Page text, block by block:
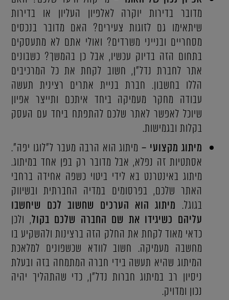
מדובר בדירות יוקרה לאלפיון העליון או בדירות
שיתאימו גם לזוגות צעירים? האם מדובר בנכסים
מסחריים ובנייני משרדים? ואולי אתם לא מתעסקים
בתחום הזה בדיוק עכשיו, אבל כן בהמשך? כשבונים
אתר לחברת נדל"ן, חשוב לקחת את כל המרכיבים
הללו בחשבון. חברת בניית אתרים רצינית תעשה
עבודה מחקר מעמיקה ביחד איתכם ותייצר אפיון
שיוכל לאפשר לאתר שלכם להתפתח ביחד עם העסק
בקלות ובגמישות.
מיתוג מקצועי –מיתוג הוא הרבה מעבר ל"לוגו יפה".
אסתטיות זה נפלא, אבל מדובר רק בפן אחד במיתוג.
מיתוג באינטרנט בא לידי ביטוי כשפה אחידה ברחבי
האתר שלכם, בפרסומים במדיה החברתית ובשיווק
בגוגל. מיתוג הוא הערכים שחשוב לכם שיחשבו
עליהם כשיגידו את שם החברה שלכם בקול, ולכן
כדאי מאוד לקחת את החלק הזה ברצינות ולהשקיע בו
מחשבה מעמיקה. חשוב לוודא שכשפונים למלאכת
המיתוג שהיא תעשה בידי חברה המתמחה בזה ובעלת
ניסיון רב במיתוג חברות נדל"ן, כדי שהתהליך יהיה
נכון ומדויק.